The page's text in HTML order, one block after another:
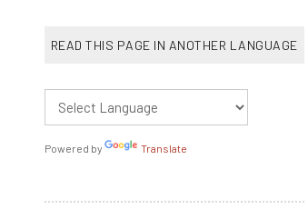
READ THIS PAGE IN ANOTHER LANGUAGE
Powered by Translate